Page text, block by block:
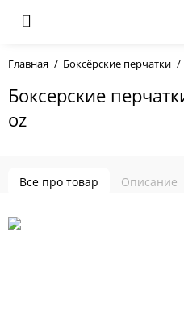
Главная Боксёрские перчатки
Боксерские
oz
Все про товар Описание